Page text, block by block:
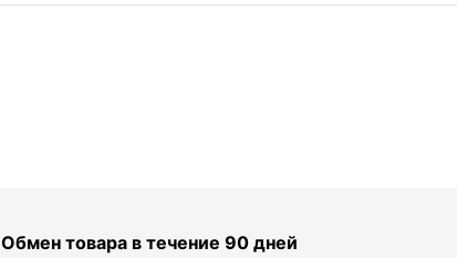
Обмен товара в течение 90 дней